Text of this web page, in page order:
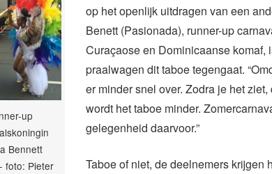
up
Bennett
foto: Pieter
op het openlijk uitdragen van een
Benett (Pasionada), runner-up
Curaçaose en Dominicaanse komaf,
praalwagen dit taboe tegengaat.
er minder snel over. Zodra je het
wordt het taboe minder.
gelegenheid daarvoor.”
Taboe of niet, de deelnemers krijgen